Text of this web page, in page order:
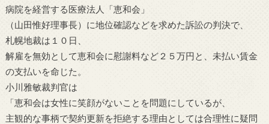
病院を経営する医療法人「恵和会」
（山田惟好理事長）に地位確認などを求めた訴訟の判決で、
札幌地裁は１０日、
解雇を無効として恵和会に慰謝料など２５万円と、未払い賃金
の支払いを命じた。
小川雅敏裁判官は
「恵和会は女性に笑顔がないことを問題にしているが、
主観的な事柄で契約更新を拒絶する理由としては合理性に疑問